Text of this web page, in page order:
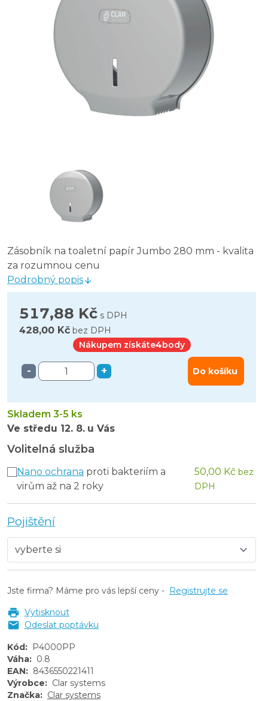
Zásobník na toaletní papír Jumbo 280 mm - kvalita
za rozumnou cenu
Podrobný popis
517,88 Kč s DPH
428,00 Kč bez DPH
Nákupem získáte4body
- + Do košíku
Skladem 3-5 ks
Ve středu 12. 8. u Vás
Volitelná služba
Nano ochrana proti bakteriím a
virům až na 2 roky
50,00 Kč bez
DPH
Pojištění
Jste firma? Máme pro vás lepší ceny - Registrujte se
Vytisknout
Odeslat poptávku
Kód: P4000PP
Váha: 0.8
EAN: 8436550221411
Výrobce: Clar systems
Značka: Clar systems